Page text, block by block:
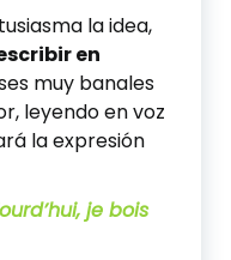
la idea,
en
muy banales
leyendo en voz
la expresión
je bois